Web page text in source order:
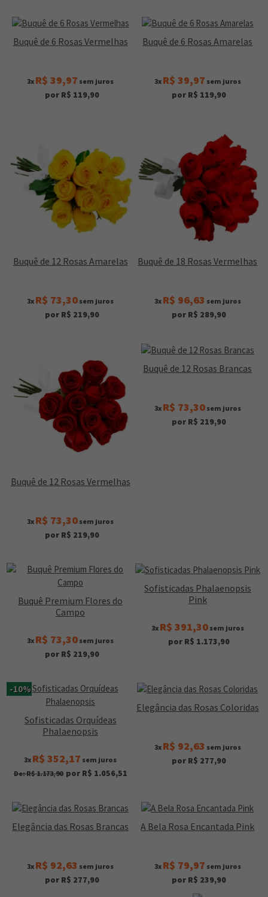
Buquê de 6 Rosas Vermelhas
3x R$ 39,97 sem juros
por R$ 119,90
Buquê de 6 Rosas Amarelas
3x R$ 39,97 sem juros
por R$ 119,90
Buquê de 12 Rosas Amarelas
3x R$ 73,30 sem juros
por R$ 219,90
Buquê de 18 Rosas Vermelhas
3x R$ 96,63 sem juros
por R$ 289,90
Buquê de 12 Rosas Vermelhas
3x R$ 73,30 sem juros
por R$ 219,90
Buquê de 12 Rosas Brancas
3x R$ 73,30sem juros
por R$ 219,90
Buquê Premium Flores do
Campo
3x R$ 73,30 sem juros
por R$ 219,90
Sofisticadas Phalaenopsis
Pink
3x R$ 391,30sem juros
por R$ 1.173,90
-10%
Sofisticadas Orquídeas
Phalaenopsis
3x R$ 352,17 sem juros
De: R$ 1.173,90 por R$ 1.056,51
Elegância das Rosas Coloridas
3x R$ 92,63 sem juros
por R$ 277,90
Elegância das Rosas Brancas
3x R$ 92,63 sem juros
por R$ 277,90
A Bela Rosa Encantada Pink
3x R$ 79,97 sem juros
por R$ 239,90